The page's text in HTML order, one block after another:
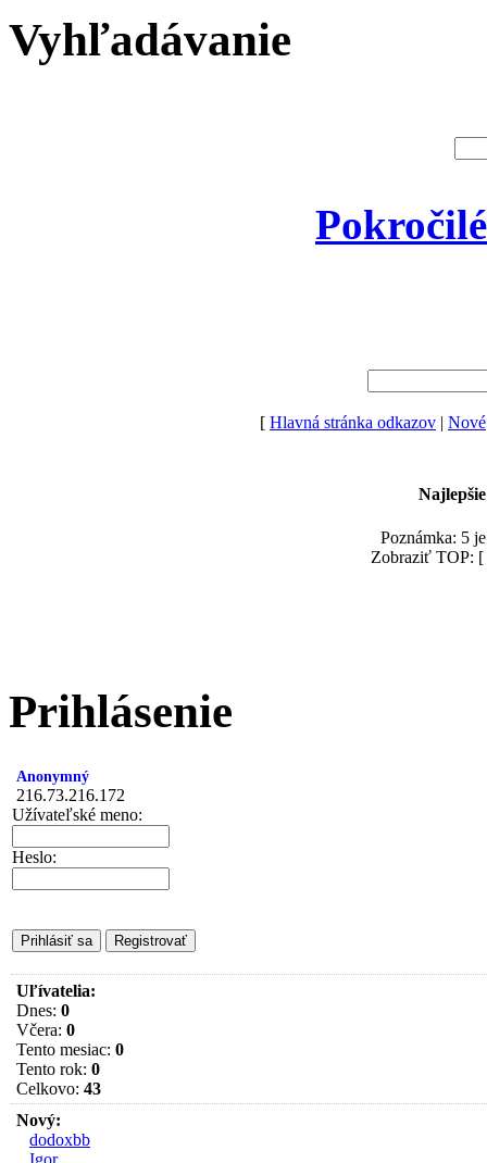
Vyhľadávanie
[ Hlavná stránka odkazov | Nové
Poznámka: 5
Zobraziť TOP: [
Prihlásenie
Anonymný
216.73.216.172
Užívateľské meno:
Heslo:
Uľívatelia:
Dnes: 0
Včera: 0
Tento mesiac: 0
Tento rok: 0
Celkovo: 43
Nový:
dodoxbb